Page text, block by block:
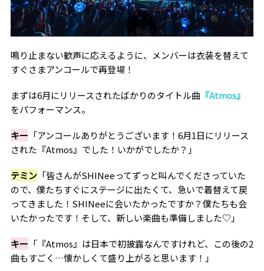
鳴り止まない歓声に応えるように、メンバーは衣装を替えて
すぐさまアンコールで再登場！
まずは6月にリリースされたばかりのタイトル曲 『Atmos』
をパフォーマンス。
キー 「アンコールありがとうございます！6月1日にリリース
された『Atmos』でした！いかがでしたか？」
テミン「皆さんがSHINeeってずっと叫んでくださっていた
ので、僕たちすぐにステージに出たくて、急いで着替えて戻
ってきました！SHINeeに会いたかったですか？僕たちも会
いたかったです！そして、新しい楽曲も準備しました♡」
キー 「『Atmos』は日本で初披露なんですけれど、この後の2
曲もすごく…懐かしくて盛り上がると思います！」